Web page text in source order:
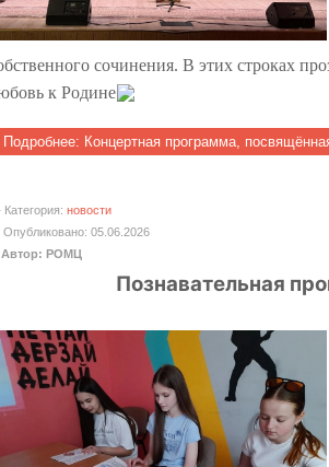
сочинения. В этих строках
к Родине
Концертная программа,
Категория: новости
Опубликовано: 05.06.2026
РОМЦ
Познавательная